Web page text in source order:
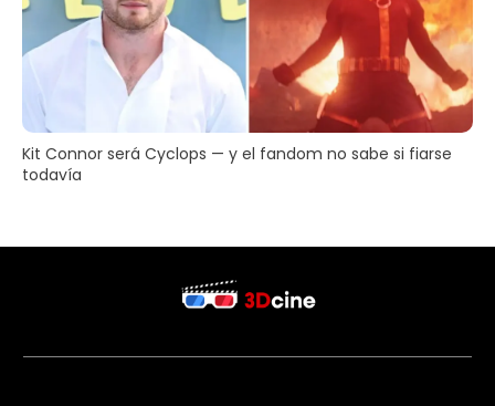
Kit Connor será Cyclops — y el fandom no sabe si fiarse
todavía